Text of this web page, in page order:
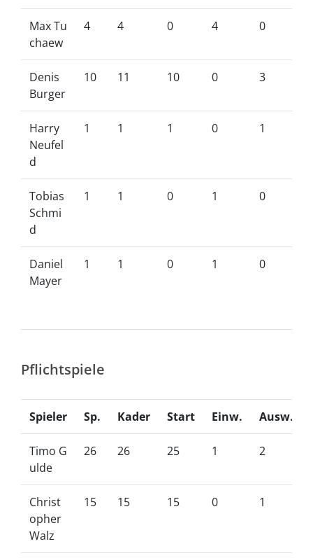
Max Tu
chaew
4 4 0 4 0
Denis
Burger
10 11 10 0 3
Harry
Neufel
d
1 1 1 0 1
Tobias
Schmi
d
1 1 0 1 0
Daniel
Mayer
1 1 0 1 0
Pflichtspiele
Spieler Sp. Kader Start Einw. Ausw.
Timo G
ulde
26 26 25 1 2
Christ
opher
Walz
15 15 15 0 1